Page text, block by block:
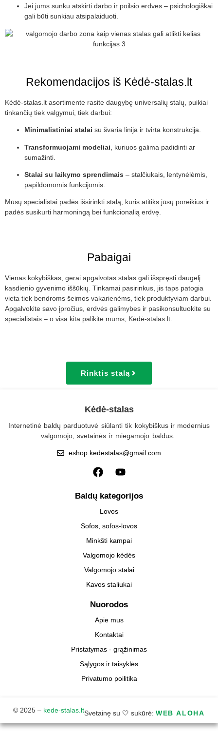
Jei jums sunku atskirti darbo ir poilsio erdves – psichologiškai
gali būti sunkiau atsipalaiduoti.
Rekomendacijos iš Kėdė-stalas.lt
Kėdė-stalas.lt asortimente rasite daugybę universalių stalų, puikiai
tinkančių tiek valgymui, tiek darbui:
Minimalistiniai stalai su švaria linija ir tvirta konstrukcija.
Transformuojami modeliai , kuriuos galima padidinti ar
sumažinti.
Stalai su laikymo sprendimais – stalčiukais, lentynėlėmis,
papildomomis funkcijomis.
Mūsų specialistai padės išsirinkti stalą, kuris atitiks jūsų poreikius ir
padės susikurti harmoningą bei funkcionalią erdvę.
Pabaigai
Vienas kokybiškas, gerai apgalvotas stalas gali išspręsti daugelį
kasdienio gyvenimo iššūkių. Tinkamai pasirinkus, jis taps patogia
vieta tiek bendroms šeimos vakarienėms, tiek produktyviam darbui.
Apgalvokite savo įpročius, erdvės galimybes ir pasikonsultuokite su
specialistais – o visa kita palikite mums, Kėdė-stalas.lt.
Rinktis stalą
Kėdė-stalas
Internetinė baldų parduotuvė siūlanti tik kokybiškus ir modernius
valgomojo, svetainės ir miegamojo baldus.
eshop.kedestalas@gmail.com
Baldų kategorijos
Lovos
Sofos, sofos-lovos
Minkšti kampai
Valgomojo kėdės
Valgomojo stalai
Kavos staliukai
Nuorodos
Apie mus
Kontaktai
Pristatymas - grąžinimas
Sąlygos ir taisyklės
Privatumo poilitika
© 2025 – kede-stalas.ltSvetainę su 🤍 sukūrė: WEB ALOHA